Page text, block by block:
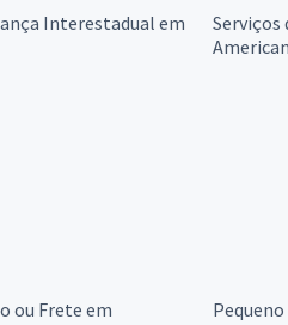
Interestadual em
Serviços
ou Frete em